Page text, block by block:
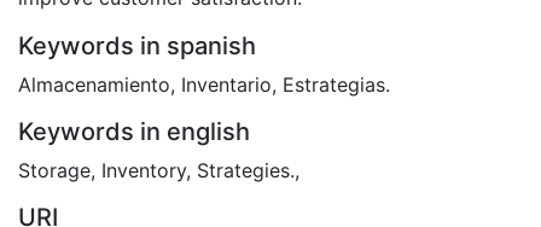
Keywords in spanish
Almacenamiento, Inventario, Estrategias.
Keywords in english
Storage, Inventory, Strategies.,
URI